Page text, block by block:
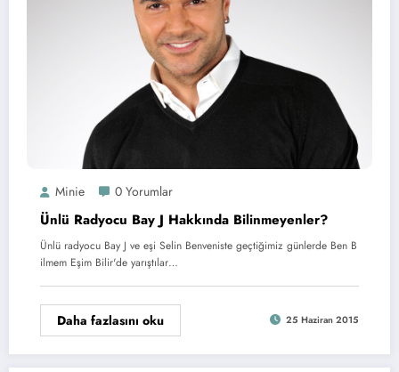
Minie 0 Yorumlar
Ünlü Radyocu Bay J Hakkında Bilinmeyenler?
Ünlü radyocu Bay J ve eşi Selin Benveniste geçtiğimiz günlerde Ben B
ilmem Eşim Bilir'de yarıştılar…
Daha fazlasını oku 25 Haziran 2015